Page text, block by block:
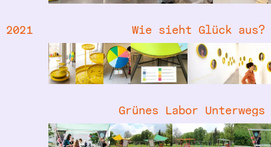
2021 Wie sieht Glück aus?
Grünes Labor Unterwegs